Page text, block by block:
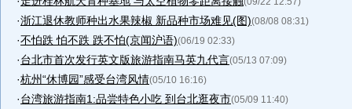
·浙江退休教师种出水果辣椒 新品种市场难见(图)(08/08 08:31)
·不怕跌 怕不跌 跌不怕(京闻沪语)(06/19 02:33)
·台北市首次发行英文版旅游指南马英九代言(05/13 07:09)
·杭州“休博园”感受台湾风情(05/10 16:16)
·台湾旅游指南1:品尝特色小吃 到台北逛夜市(05/09 11:40)